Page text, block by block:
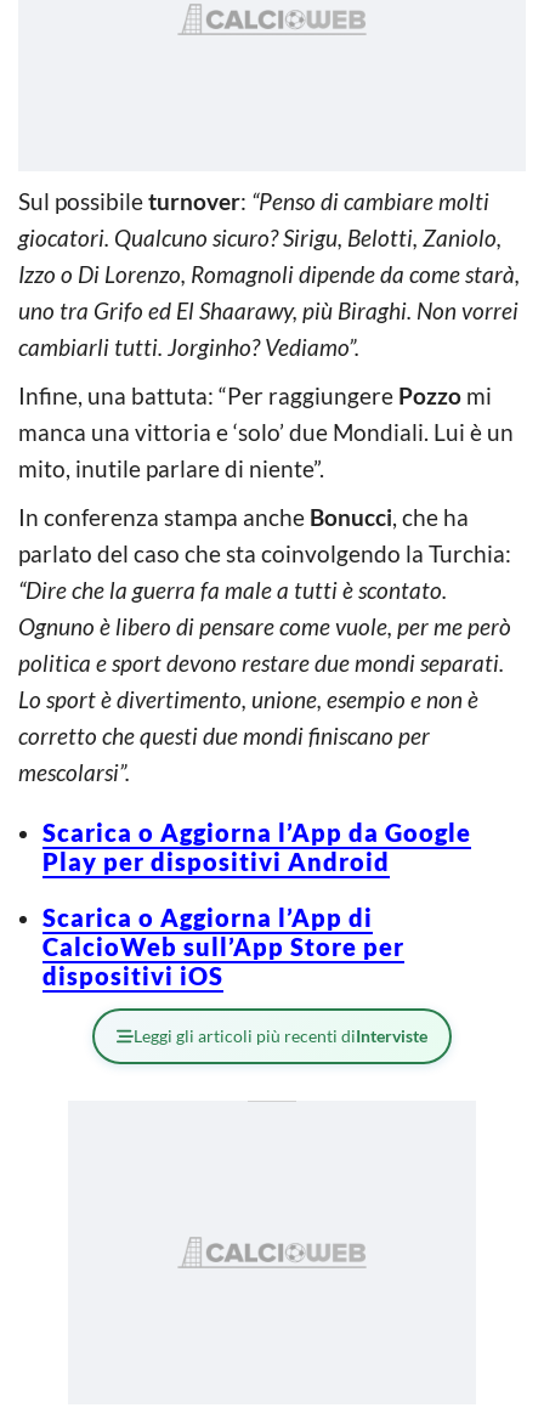
Sul possibileturnover: “Penso di cambiare molti
giocatori. Qualcuno sicuro? Sirigu, Belotti, Zaniolo,
Izzo o Di Lorenzo, Romagnoli dipende da come starà,
uno tra Grifo ed El Shaarawy, più Biraghi. Non vorrei
cambiarli tutti. Jorginho? Vediamo”.
Infine, una battuta: “Per raggiungere Pozzo mi
manca una vittoria e ‘solo’ due Mondiali. Lui è un
mito, inutile parlare di niente”.
In conferenza stampa anche Bonucci, che ha
parlato del caso che sta coinvolgendo la Turchia:
“Dire che la guerra fa male a tutti è scontato.
Ognuno è libero di pensare come vuole, per me però
politica e sport devono restare due mondi separati.
Lo sport è divertimento, unione, esempio e non è
corretto che questi due mondi finiscano per
mescolarsi”.
Scarica o Aggiorna l’App da Google
Play per dispositivi Android
Scarica o Aggiorna l’App di
CalcioWeb sull’App Store per
dispositivi iOS
Leggi gli articoli più recenti diInterviste